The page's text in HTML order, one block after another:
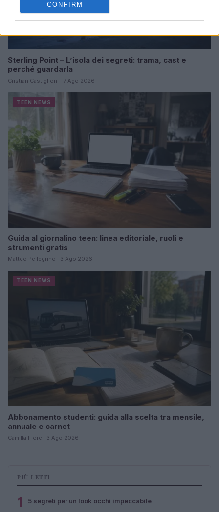
CONFIRM
Sterling Point – L’isola dei segreti: trama, cast e
perché guardarla
Cristian Castiglioni · 7 Ago 2026
TEEN NEWS
Guida al giornalino teen: linea editoriale, ruoli e
strumenti gratis
Matteo Pellegrino · 3 Ago 2026
TEEN NEWS
Abbonamento studenti: guida alla scelta tra mensile,
annuale e carnet
Camilla Fiore · 3 Ago 2026
PIÙ LETTI
1 5 segreti per un look occhi impeccabile